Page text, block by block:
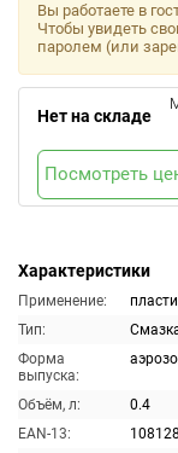
Характеристики
Применение:
Тип:
Форма
выпуска:
Объём, л:
0.4
EAN-13:
108128
Вы работаете в
Чтобы увидеть
паролем (или
Нет на складе
Посмотреть